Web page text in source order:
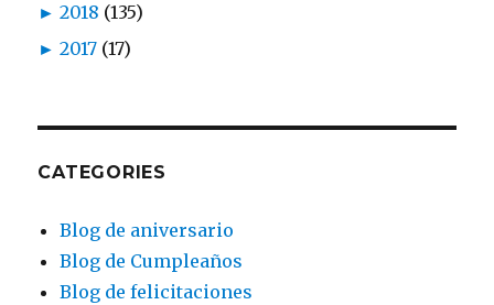
► 2018 (135)
► 2017 (17)
CATEGORIES
Blog de aniversario
Blog de Cumpleaños
Blog de felicitaciones